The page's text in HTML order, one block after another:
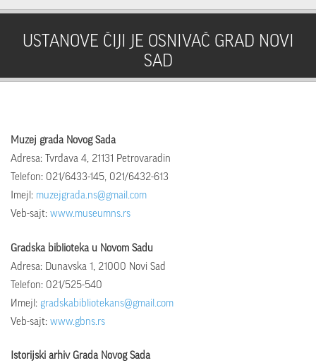
USTANOVE ČIJI JE OSNIVAČ GRAD NOVI
SAD
Muzej grada Novog Sada
Adresa: Tvrđava 4, 21131 Petrovaradin
Telefon: 021/6433-145, 021/6432-613
Imejl: muzejgrada.ns@gmail.com
Veb-sajt: www.museumns.rs
Gradska biblioteka u Novom Sadu
Adresa: Dunavska 1, 21000 Novi Sad
Telefon: 021/525-540
Иmejl: gradskabibliotekans@gmail.com
Veb-sajt: www.gbns.rs
Istorijski arhiv Grada Novog Sada